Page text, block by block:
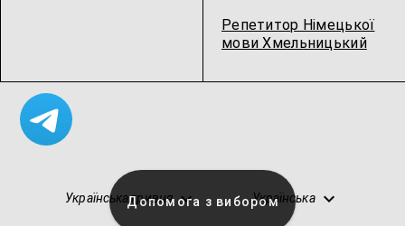
Репетитор Німецької
мови Хмельницький
Українська гривня Українська
Допомога з вибором